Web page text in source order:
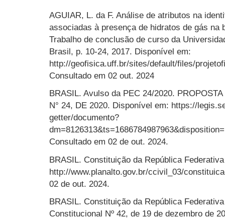
AGUIAR, L. da F. Análise de atributos na
associadas à presença de hidratos de gás na
Trabalho de conclusão de curso da
Brasil, p. 10-24, 2017. Disponível em:
http://geofisica.uff.br/sites/default/files/
Consultado em 02 out. 2024
BRASIL. Avulso da PEC 24/2020.
N° 24, DE 2020. Disponível em: https://
getter/documento?
Consultado em 02 de out. 2024.
BRASIL. Constituição da República
http://www.planalto.gov.br/ccivil_03/
02 de out. 2024.
BRASIL. Constituição da República
Constitucional Nº 42, de 19 de dezembro de